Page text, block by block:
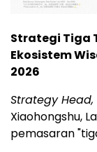
Strategi Tiga
Ekosistem
2026
Strategy
Xiaohongshu,
pemasaran